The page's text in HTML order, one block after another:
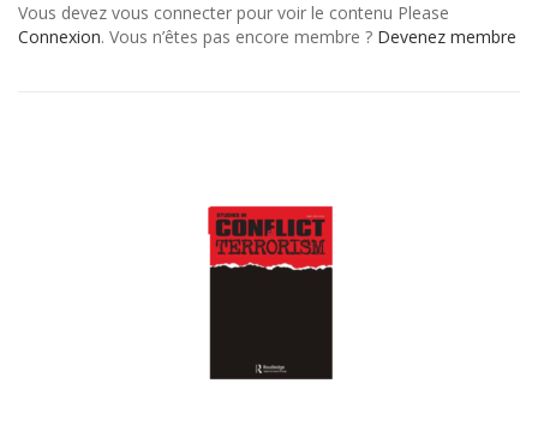
Vous devez vous connecter pour voir le contenu Please
Connexion. Vous n’êtes pas encore membre ? Devenez membre